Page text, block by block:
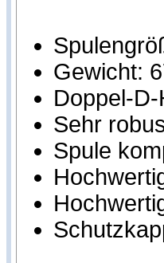
Gewicht:
Doppel-
Sehr
Spule